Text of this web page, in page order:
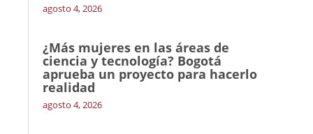
agosto 4, 2026
¿Más mujeres en las áreas de
ciencia y tecnología? Bogotá
aprueba un proyecto para hacerlo
realidad
agosto 4, 2026